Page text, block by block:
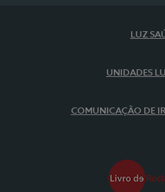
LUZ
UNIDADES
COMUNICAÇÃO DE